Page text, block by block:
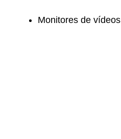
Monitores de vídeos